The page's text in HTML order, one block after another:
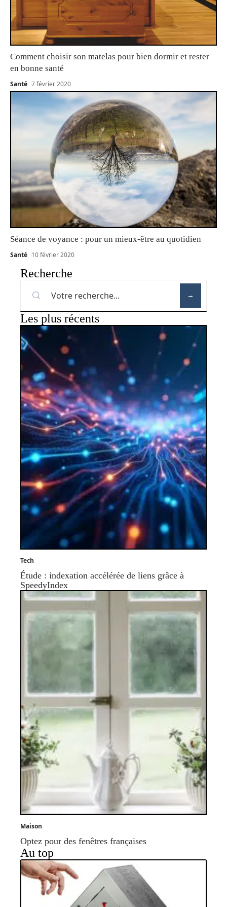
Comment choisir son matelas pour bien dormir et rester
en bonne santé
Santé 7 février 2020
Séance de voyance : pour un mieux-être au quotidien
Santé 10 février 2020
Recherche
Les plus récents
Tech
Étude : indexation accélérée de liens grâce à
SpeedyIndex
Maison
Optez pour des fenêtres françaises
Au top